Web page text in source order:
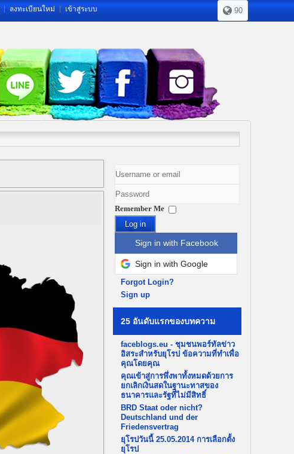
90
ลงทะเบียนใหม่ เข้าสู่ระบบ
Remember Me
Log in
Sign in with Facebook
Sign in with Google
Forgot Login?
Sign up
25 อันดับแรกของบทความ
faceblogs.eu - ชุมชนพอร์ทัลข่าว
อิสระสำหรับยุโรป ข้อความที่ทำเพื่อ
คุณโดยคุณ
คุณเข้าสู่การพึ่งพาทั้งหมดด้วยการ
ยกเลิกเงินสดในฐานะทาสของ
ธนาคารและรัฐที่ไม่มีสิทธิ์
BRD Staat oder nicht?
Deutschland und der
Friedensvertrag
ยุโรปวันนี้ 25.05.2014 การเลือกตั้ง
ยุโรป